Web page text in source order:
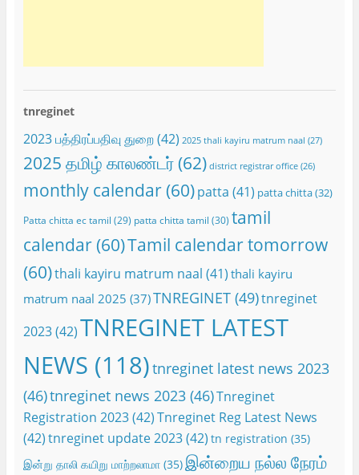
tnreginet
2023 பத்திரப்பதிவு துறை(42) 2025 thali kayiru matrum naal (27)
2025 தமிழ் காலண்டர்(62) district registrar office(26)
monthly calendar(60) patta (41) patta chitta(32)
Patta chitta ec tamil (29) patta chitta tamil (30) tamil
calendar(60)Tamil calendar tomorrow
(60)thali kayiru matrum naal (41) thali kayiru
matrum naal 2025 (37)TNREGINET(49)tnreginet
2023(42)TNREGINET LATEST
NEWS (118)tnreginet latest news 2023
(46)tnreginet news 2023(46)Tnreginet
Registration 2023(42)Tnreginet Reg Latest News
(42)tnreginet update 2023(42) tn registration (35)
இன்று தாலி கயிறு மாற்றலாமா(35)இன்றைய நல்ல நேரம்